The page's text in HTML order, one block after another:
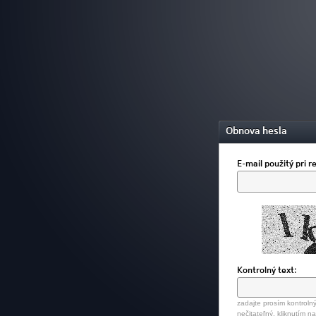
Obnova hesla
E-mail použitý pri
Kontrolný text:
zadajte prosím
nečitateľný, kliknutím